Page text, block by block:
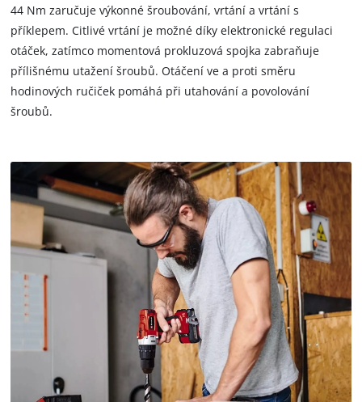
44 Nm zaručuje výkonné šroubování, vrtání a vrtání s
příklepem. Citlivé vrtání je možné díky elektronické regulaci
otáček, zatímco momentová prokluzová spojka zabraňuje
přílišnému utažení šroubů. Otáčení ve a proti směru
hodinových ručiček pomáhá při utahování a povolování
šroubů.